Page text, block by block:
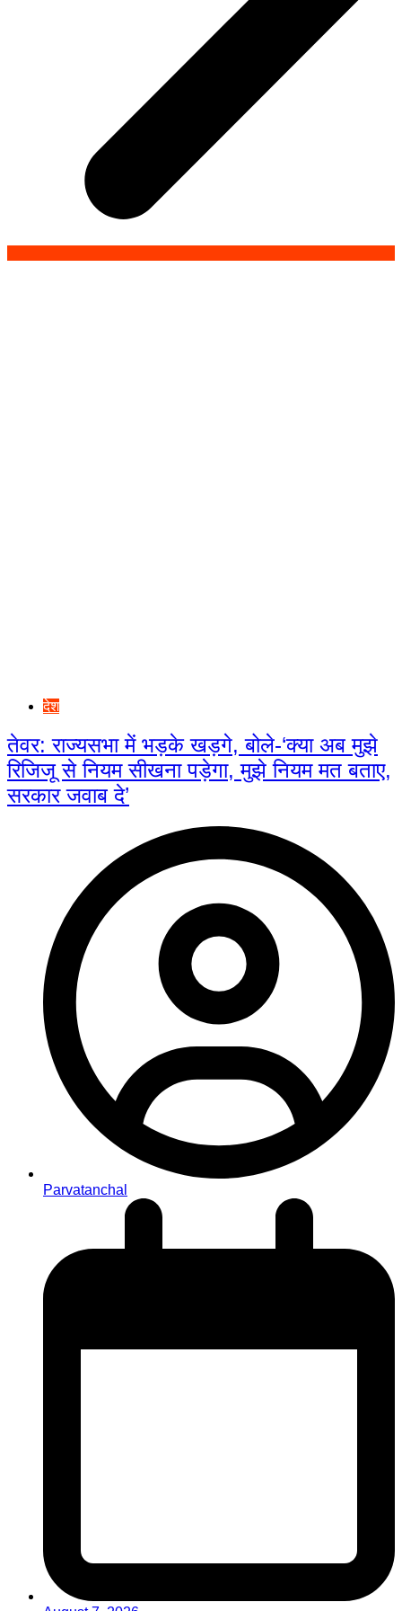
देश
तेवर: राज्यसभा में भड़के खड़गे, बोले-‘क्या अब मुझे
रिजिजू से नियम सीखना पड़ेगा, मुझे नियम मत बताए,
सरकार जवाब दे’
Parvatanchal